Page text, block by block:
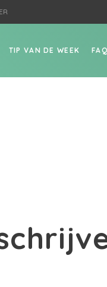
TIP VAN DE WEEK FAQ